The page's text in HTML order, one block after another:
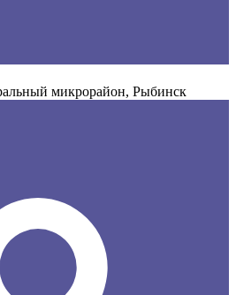
микрорайон, Рыбинск